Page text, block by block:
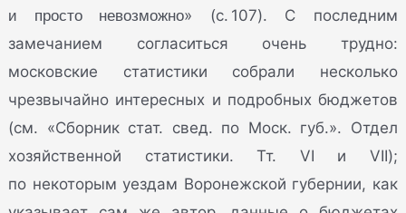
и просто невозможно» (с. 107). С последним
замечанием согласиться очень трудно:
московские статистики собрали несколько
чрезвычайно интересных и подробных бюджетов
(см. «Сборник стат. свед. по Моск. губ.». Отдел
хозяйственной статистики. Тт. VI и VII);
по некоторым уездам Воронежской губернии, как